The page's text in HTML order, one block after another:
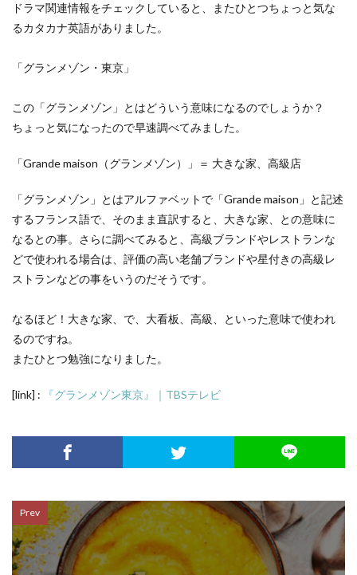
ドラマ関連情報をチェックしていると、またひとつちょっと気な
るカタカナ英語がありました。
「グランメゾン・東京」
この「グランメゾン」とはどういう意味になるのでしょうか？
ちょっと気になったので早速調べてみました。
「Grande maison（グランメゾン）」＝ 大きな家、高級店
「グランメゾン」とはアルファベットで「Grande maison」と記述
するフランス語で、そのまま直訳すると、大きな家、との意味に
なるとの事。さらに調べてみると、高級ブランドやレストランな
どで使われる場合は、評価の高い老舗ブランドや星付きの高級レ
ストランなどの事をいうのだそうです。
なるほど！大きな家、で、大看板、高級、といった意味で使われ
るのですね。
またひとつ勉強になりました。
[link] : 『グランメゾン東京』｜TBSテレビ
Prev